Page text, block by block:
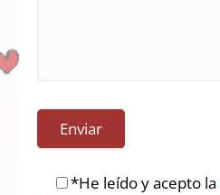
*He leído y acepto la